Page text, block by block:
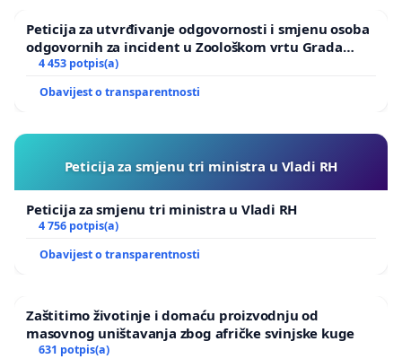
Peticija za utvrđivanje odgovornosti i smjenu osoba
odgovornih za incident u Zoološkom vrtu Grada
Zagreba
4 453 potpis(a)
Obavijest o transparentnosti
Peticija za smjenu tri ministra u Vladi RH
Peticija za smjenu tri ministra u Vladi RH
4 756 potpis(a)
Obavijest o transparentnosti
Zaštitimo životinje i domaću proizvodnju od
masovnog uništavanja zbog afričke svinjske kuge
631 potpis(a)